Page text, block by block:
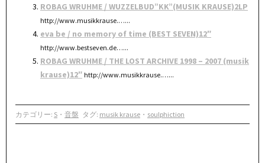
ROBAG WRUHME / WUZZELBUD”KK”(MUSIK KRAUSE)2LP
http://www.musikkrause.…...
eva be / no memory of time (BEST SEVEN)12″
http://www.bestseven.de…...
ROBAG WRUHME / THE LOST ARCHIVE 1998 – 2007 (musik
krause)12″ http://www.musikkrause.…...
カテゴリー: S ・ 音盤 タグ: musik krause ・ soulphiction